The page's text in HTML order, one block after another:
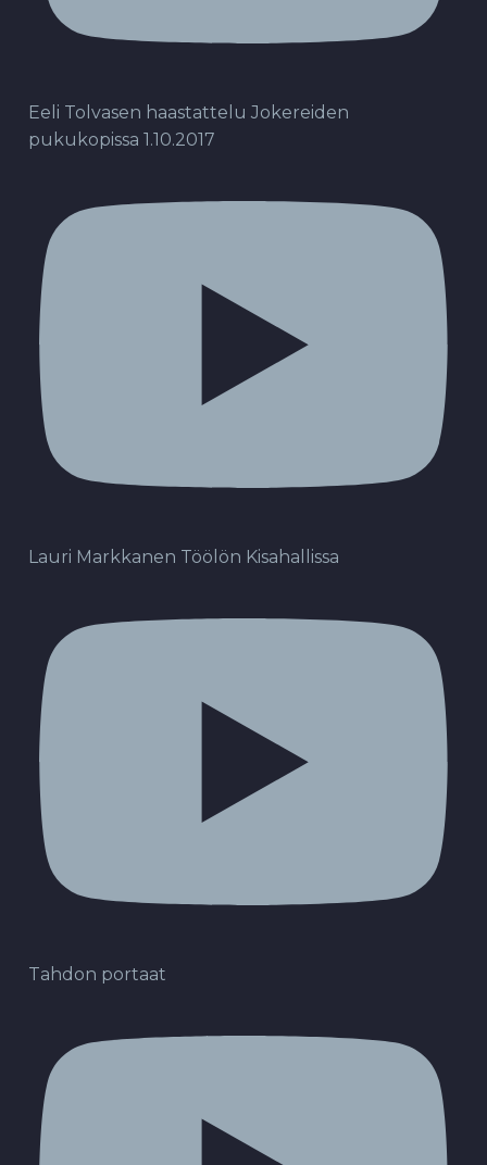
Eeli Tolvasen haastattelu Jokereiden
pukukopissa 1.10.2017
Lauri Markkanen Töölön Kisahallissa
Tahdon portaat